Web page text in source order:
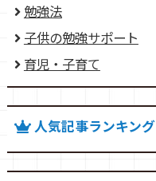
勉強法
子供の勉強サポート
育児・子育て
人気記事ランキング